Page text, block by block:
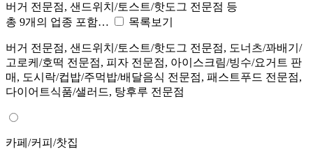
버거 전문점, 샌드위치/토스트/핫도그 전문점 등
총 9개의 업종 포함…
목록보기
버거 전문점, 샌드위치/토스트/핫도그 전문점, 도너츠/꽈배기/
고로케/호떡 전문점, 피자 전문점, 아이스크림/빙수/요거트 판
매, 도시락/컵밥/주먹밥/배달음식 전문점, 패스트푸드 전문점,
다이어트식품/샐러드, 탕후루 전문점
카페/커피/찻집